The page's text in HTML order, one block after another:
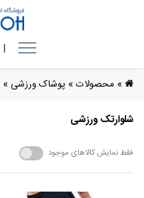
|
» محصولات» پوشاک ورزشی »
شلوارتک ورزشی
فقط نمایش کالاهای موجود